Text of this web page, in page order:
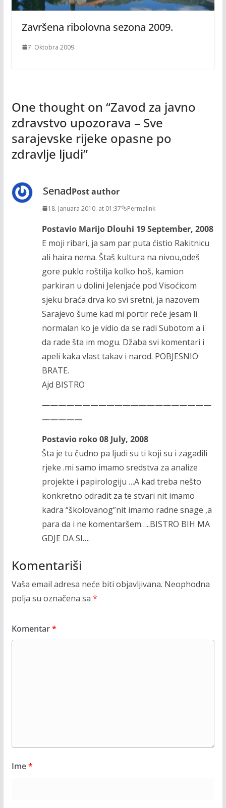
Završena ribolovna sezona 2009.
7. Oktobra 2009.
One thought on “Zavod za javno
zdravstvo upozorava – Sve
sarajevske rijeke opasne po
zdravlje ljudi”
SenadPost author
18. Januara 2010. at 01:37 Permalink
Postavio Marijo Dlouhi 19 September, 2008
E moji ribari, ja sam par puta ćistio Rakitnicu
ali haira nema. Štaš kultura na nivou,odeš
gore puklo roštilja kolko hoš, kamion
parkiran u dolini Jelenjaće pod Visoćicom
sjeku braća drva ko svi sretni, ja nazovem
Sarajevo šume kad mi portir reće jesam li
normalan ko je vidio da se radi Subotom a i
da rade šta im mogu. Džaba svi komentari i
apeli kaka vlast takav i narod. POBJESNIO
BRATE.
Ajd BISTRO
—————————————————————
—————
Postavio roko 08 July, 2008
Šta je tu čudno pa ljudi su ti koji su i zagadili
rjeke .mi samo imamo sredstva za analize
projekte i papirologiju …A kad treba nešto
konkretno odradit za te stvari nit imamo
kadra “školovanog”nit imamo radne snage ,a
para da i ne komentaršem…..BISTRO BIH MA
GDJE DA SI….
Komentariši
Vaša email adresa neće biti objavljivana. Neophodna
polja su označena sa *
Komentar*
Ime*